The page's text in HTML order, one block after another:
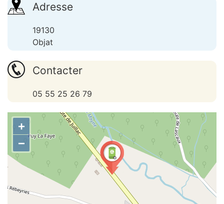
Adresse
19130
Objat
Contacter
05 55 25 26 79
+
−